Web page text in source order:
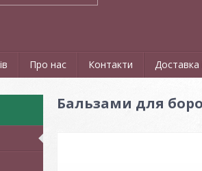
Про нас Контакти Доставка
Бальзами для